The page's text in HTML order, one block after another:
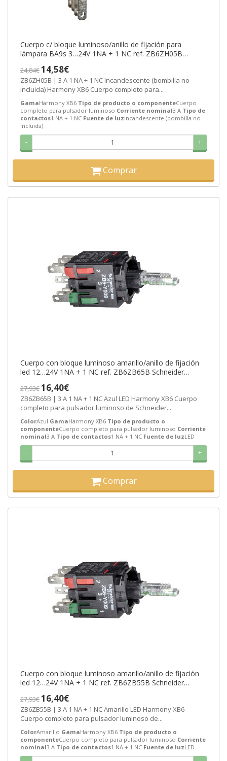
Cuerpo c/ bloque luminoso/anillo de fijación para
lámpara BA9s 3…24V 1NA + 1 NC ref. ZB6ZH05B
24,84€14,58€
ZB6ZH05B | 3 A 1 NA + 1 NC Incandescente (bombilla no
incluida) Harmony XB6 Cuerpo completo para...
GamaHarmony XB6 Tipo de producto o componenteCuerpo
completo para pulsador luminoso Corriente nominal3 A Tipo de
contactos1 NA + 1 NC Fuente de luzIncandescente (bombilla no
incluida)
- +
Comprar
Cuerpo con bloque luminoso amarillo/anillo de fijación
led 12…24V 1NA + 1 NC ref. ZB6ZB65B Schneider
27,93€16,40€
ZB6ZB65B | 3 A 1 NA + 1 NC Azul LED Harmony XB6 Cuerpo
completo para pulsador luminoso de Schneider...
ColorAzul GamaHarmony XB6 Tipo de producto o
componenteCuerpo completo para pulsador luminoso Corriente
nominal3 A Tipo de contactos1 NA + 1 NC Fuente de luzLED
- +
Comprar
Cuerpo con bloque luminoso amarillo/anillo de fijación
led 12…24V 1NA + 1 NC ref. ZB6ZB55B Schneider
27,93€16,40€
ZB6ZB55B | 3 A 1 NA + 1 NC Amarillo LED Harmony XB6
Cuerpo completo para pulsador luminoso de...
ColorAmarillo GamaHarmony XB6 Tipo de producto o
componenteCuerpo completo para pulsador luminoso Corriente
nominal3 A Tipo de contactos1 NA + 1 NC Fuente de luzLED